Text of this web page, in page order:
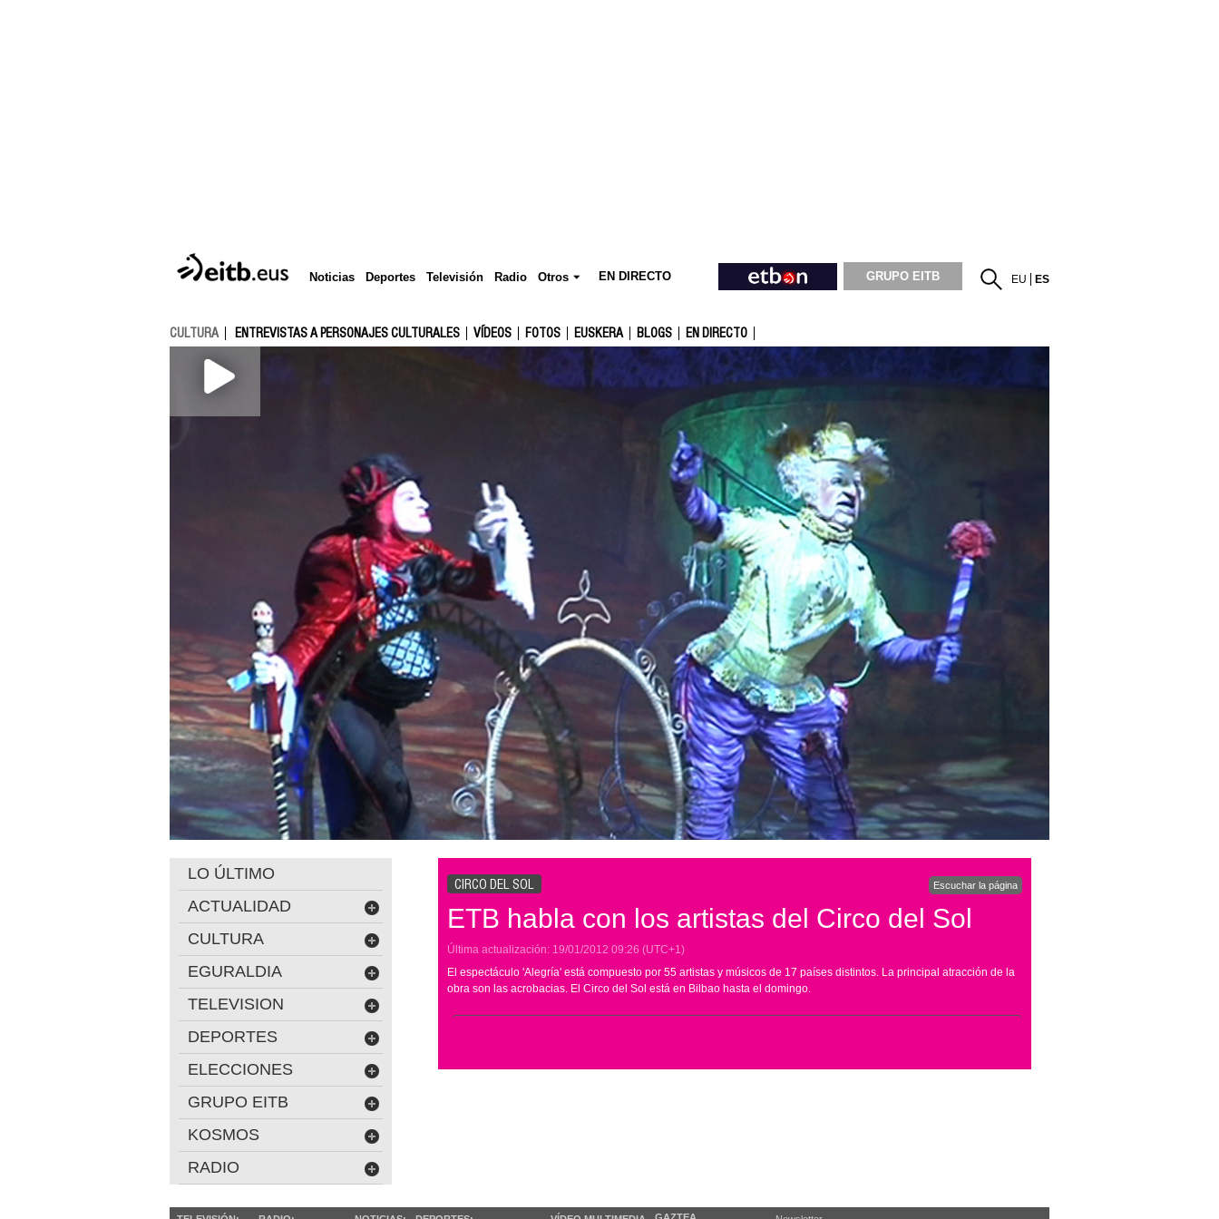
Noticias Deportes Televisión Radio Otros EN DIRECTO GRUPO EITB EU ES
CULTURA ENTREVISTAS A PERSONAJES CULTURALES VÍDEOS FOTOS EUSKERA BLOGS EN DIRECTO
CIRCO DEL SOL Escuchar la página
ETB habla con los artistas del Circo del Sol
Última actualización: 19/01/2012 09:26 (UTC+1)
El espectáculo 'Alegría' está compuesto por 55 artistas y músicos de 17 países distintos. La principal atracción de la
obra son las acrobacias. El Circo del Sol está en Bilbao hasta el domingo.
LO ÚLTIMO
ACTUALIDAD
CULTURA
EGURALDIA
TELEVISION
DEPORTES
ELECCIONES
GRUPO EITB
KOSMOS
RADIO